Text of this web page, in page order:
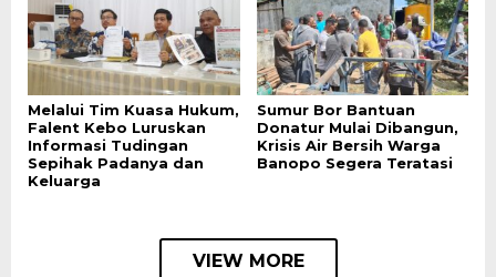
Melalui Tim Kuasa Hukum,
Falent Kebo Luruskan
Informasi Tudingan
Sepihak Padanya dan
Keluarga
Sumur Bor Bantuan
Donatur Mulai Dibangun,
Krisis Air Bersih Warga
Banopo Segera Teratasi
VIEW MORE